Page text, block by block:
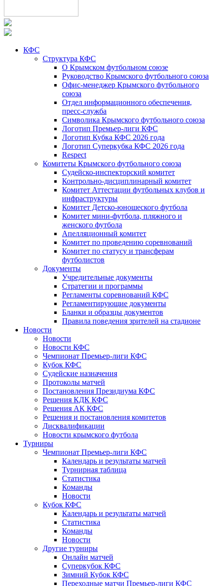
КФС
Структура КФС
О Крымском футбольном союзе
Руководство Крымского футбольного союза
Офис-менеджер Крымского футбольного
союза
Отдел информационного обеспечения,
пресс-служба
Символика Крымского футбольного союза
Логотип Премьер-лиги КФС
Логотип Кубка КФС 2026 года
Логотип Суперкубка КФС 2026 года
Respect
Комитеты Крымского футбольного союза
Судейско-инспекторский комитет
Контрольно-дисциплинарный комитет
Комитет Аттестации футбольных клубов и
инфраструктуры
Комитет Детско-юношеского футбола
Комитет мини-футбола, пляжного и
женского футбола
Апелляционный комитет
Комитет по проведению соревнований
Комитет по статусу и трансферам
футболистов
Документы
Учредительные документы
Стратегии и программы
Регламенты соревнований КФС
Регламентирующие документы
Бланки и образцы документов
Правила поведения зрителей на стадионе
Новости
Новости
Новости КФС
Чемпионат Премьер-лиги КФС
Кубок КФС
Судейские назначения
Протоколы матчей
Постановления Президиума КФС
Решения КДК КФС
Решения АК КФС
Решения и постановления комитетов
Дисквалификации
Новости крымского футбола
Турниры
Чемпионат Премьер-лиги КФС
Календарь и результаты матчей
Турнирная таблица
Статистика
Команды
Новости
Кубок КФС
Календарь и результаты матчей
Статистика
Команды
Новости
Другие турниры
Онлайн матчей
Суперкубок КФС
Зимний Кубок КФС
Переходные матчи Премьер-лиги КФС